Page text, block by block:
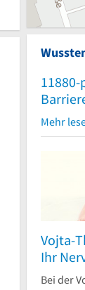
Mehr
Vojta-
Ihr
Bei der